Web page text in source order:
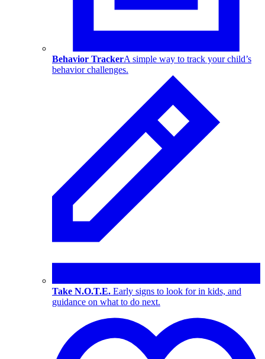
Behavior TrackerA simple way to track your child’s
behavior challenges.
Take N.O.T.E. Early signs to look for in kids, and
guidance on what to do next.